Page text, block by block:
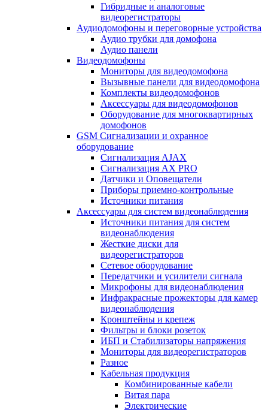
Гибридные и аналоговые
видеорегистраторы
Аудиодомофоны и переговорные устройства
Аудио трубки для домофона
Аудио панели
Видеодомофоны
Мониторы для видеодомофона
Вызывные панели для видеодомофона
Комплекты видеодомофонов
Аксессуары для видеодомофонов
Оборудование для многоквартирных
домофонов
GSM Сигнализации и охранное
оборудование
Сигнализация AJAX
Сигнализация AX PRO
Датчики и Оповещатели
Приборы приемно-контрольные
Источники питания
Аксессуары для систем видеонаблюдения
Источники питания для систем
видеонаблюдения
Жесткие диски для
видеорегистраторов
Сетевое оборудование
Передатчики и усилители сигнала
Микрофоны для видеонаблюдения
Инфракрасные прожекторы для камер
видеонаблюдения
Кронштейны и крепеж
Фильтры и блоки розеток
ИБП и Стабилизаторы напряжения
Мониторы для видеорегистраторов
Разное
Кабельная продукция
Комбинированные кабели
Витая пара
Электрические